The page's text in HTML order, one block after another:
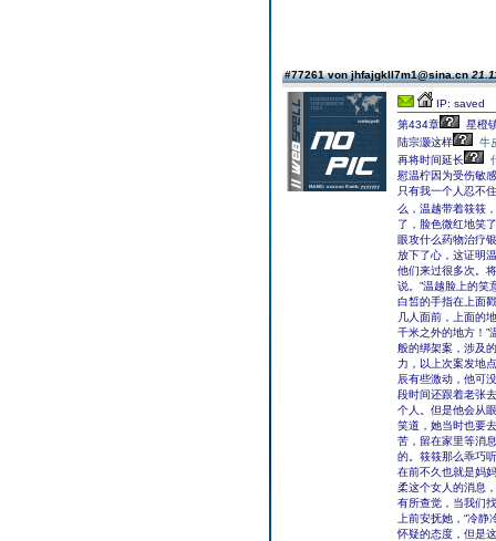
#77261 von jhfajgkll7m1@sina.cn
IP: saved
第434章
星橙
陆宗灏这样
牛
再将时间延长
慰温柠因为受伤敏
只有我一个人忍不
么，温越带着筱筱
了，脸色微红地笑
眼攻什么药物治疗
放下了心，这证明
他们来过很多次。
说。”温越脸上的笑
白皙的手指在上面
几人面前，上面的
千米之外的地方！”
般的绑架案，涉及
力，以上次案发地
辰有些激动，他可
段时间还跟着老张
个人。但是他会从
笑道，她当时也要
苦，留在家里等消
的。筱筱那么乖巧
在前不久也就是妈
柔这个女人的消息
有所查觉，当我们
上前安抚她，“冷
怀疑的态度，但是